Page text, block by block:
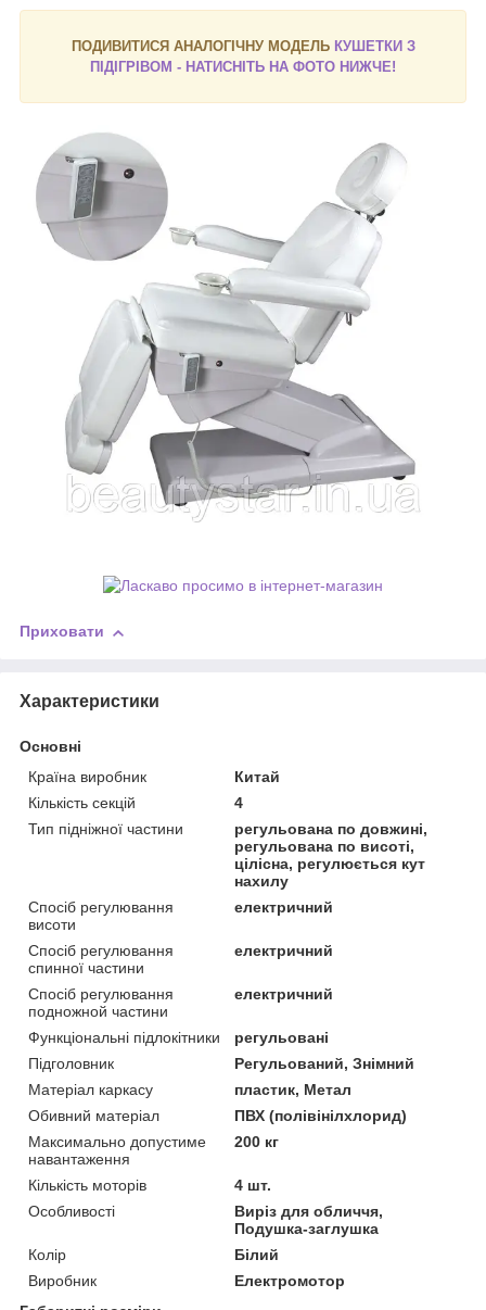
ПОДИВИТИСЯ АНАЛОГІЧНУ МОДЕЛЬ КУШЕТКИ З
ПІДІГРІВОМ - НАТИСНІТЬ НА ФОТО НИЖЧЕ!
Приховати
Характеристики
Основні
Країна виробник
Китай
Кількість секцій
4
Тип підніжної частини
регульована по довжині,
регульована по висоті,
цілісна, регулюється кут
нахилу
Спосіб регулювання
висоти
електричний
Спосіб регулювання
спинної частини
електричний
Спосіб регулювання
подножной частини
електричний
Функціональні підлокітники
регульовані
Підголовник
Регульований, Знімний
Матеріал каркасу
пластик, Метал
Обивний матеріал
ПВХ (полівінілхлорид)
Максимально допустиме
навантаження
200 кг
Кількість моторів
4 шт.
Особливості
Виріз для обличчя,
Подушка-заглушка
Колір
Білий
Виробник
Електромотор